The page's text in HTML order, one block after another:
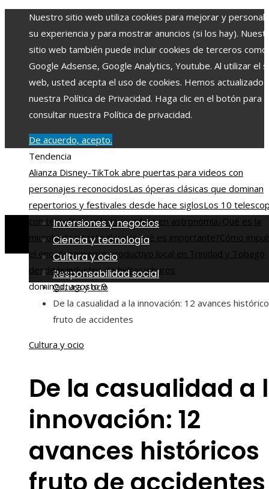
Nuestro sitio web utiliza cookies para mejorar y
su experiencia y para mostrar anuncios (si los hay).
sitio web también puede incluir cookies de terceros como
Google Adsense, Google Analytics, Youtube. Al utilizar el
web, usted acepta el uso de cookies. Hemos actualizado
nuestra Política de Privacidad. Haga clic en el botón para
consultar nuestra Política de privacidad.
De acuerdo, acepto.
Tendencia
Alianza Disney-TikTok abre puertas para videos con
personajes reconocidosLas óperas clásicas que dominan
repertorios y festivales desde hace siglosLos 10
con tecnología más innovadora en astronomía¿Qué es la
microbiota intestinal y por qué es importante?Cómo
el encadenamiento productivo local en Trinidad y Tobago
desde la industria de hidrocarburos
domingo, agosto 9
Inversiones y negocios
Ciencia y tecnología
Cultura y ocio
Responsabilidad social
Inicio
Cultura y ocio
De la casualidad a la innovación: 12 avances
fruto de accidentes
Cultura y ocio
De la casualidad a
innovación: 12
avances históricos